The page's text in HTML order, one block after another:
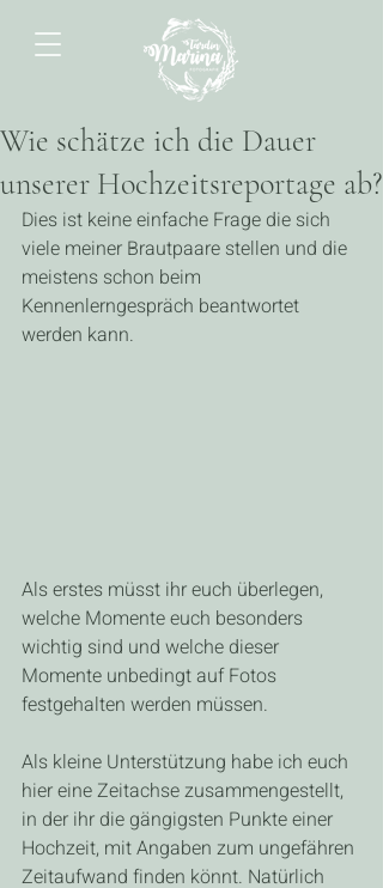
Wie schätze ich die Dauer
unserer Hochzeitsreportage ab?
Dies ist keine einfache Frage die sich
viele meiner Brautpaare stellen und die
meistens schon beim
Kennenlerngespräch beantwortet
werden kann.
Als erstes müsst ihr euch überlegen,
welche Momente euch besonders
wichtig sind und welche dieser
Momente unbedingt auf Fotos
festgehalten werden müssen.
Als kleine Unterstützung habe ich euch
hier eine Zeitachse zusammengestellt,
in der ihr die gängigsten Punkte einer
Hochzeit, mit Angaben zum ungefähren
Zeitaufwand finden könnt. Natürlich